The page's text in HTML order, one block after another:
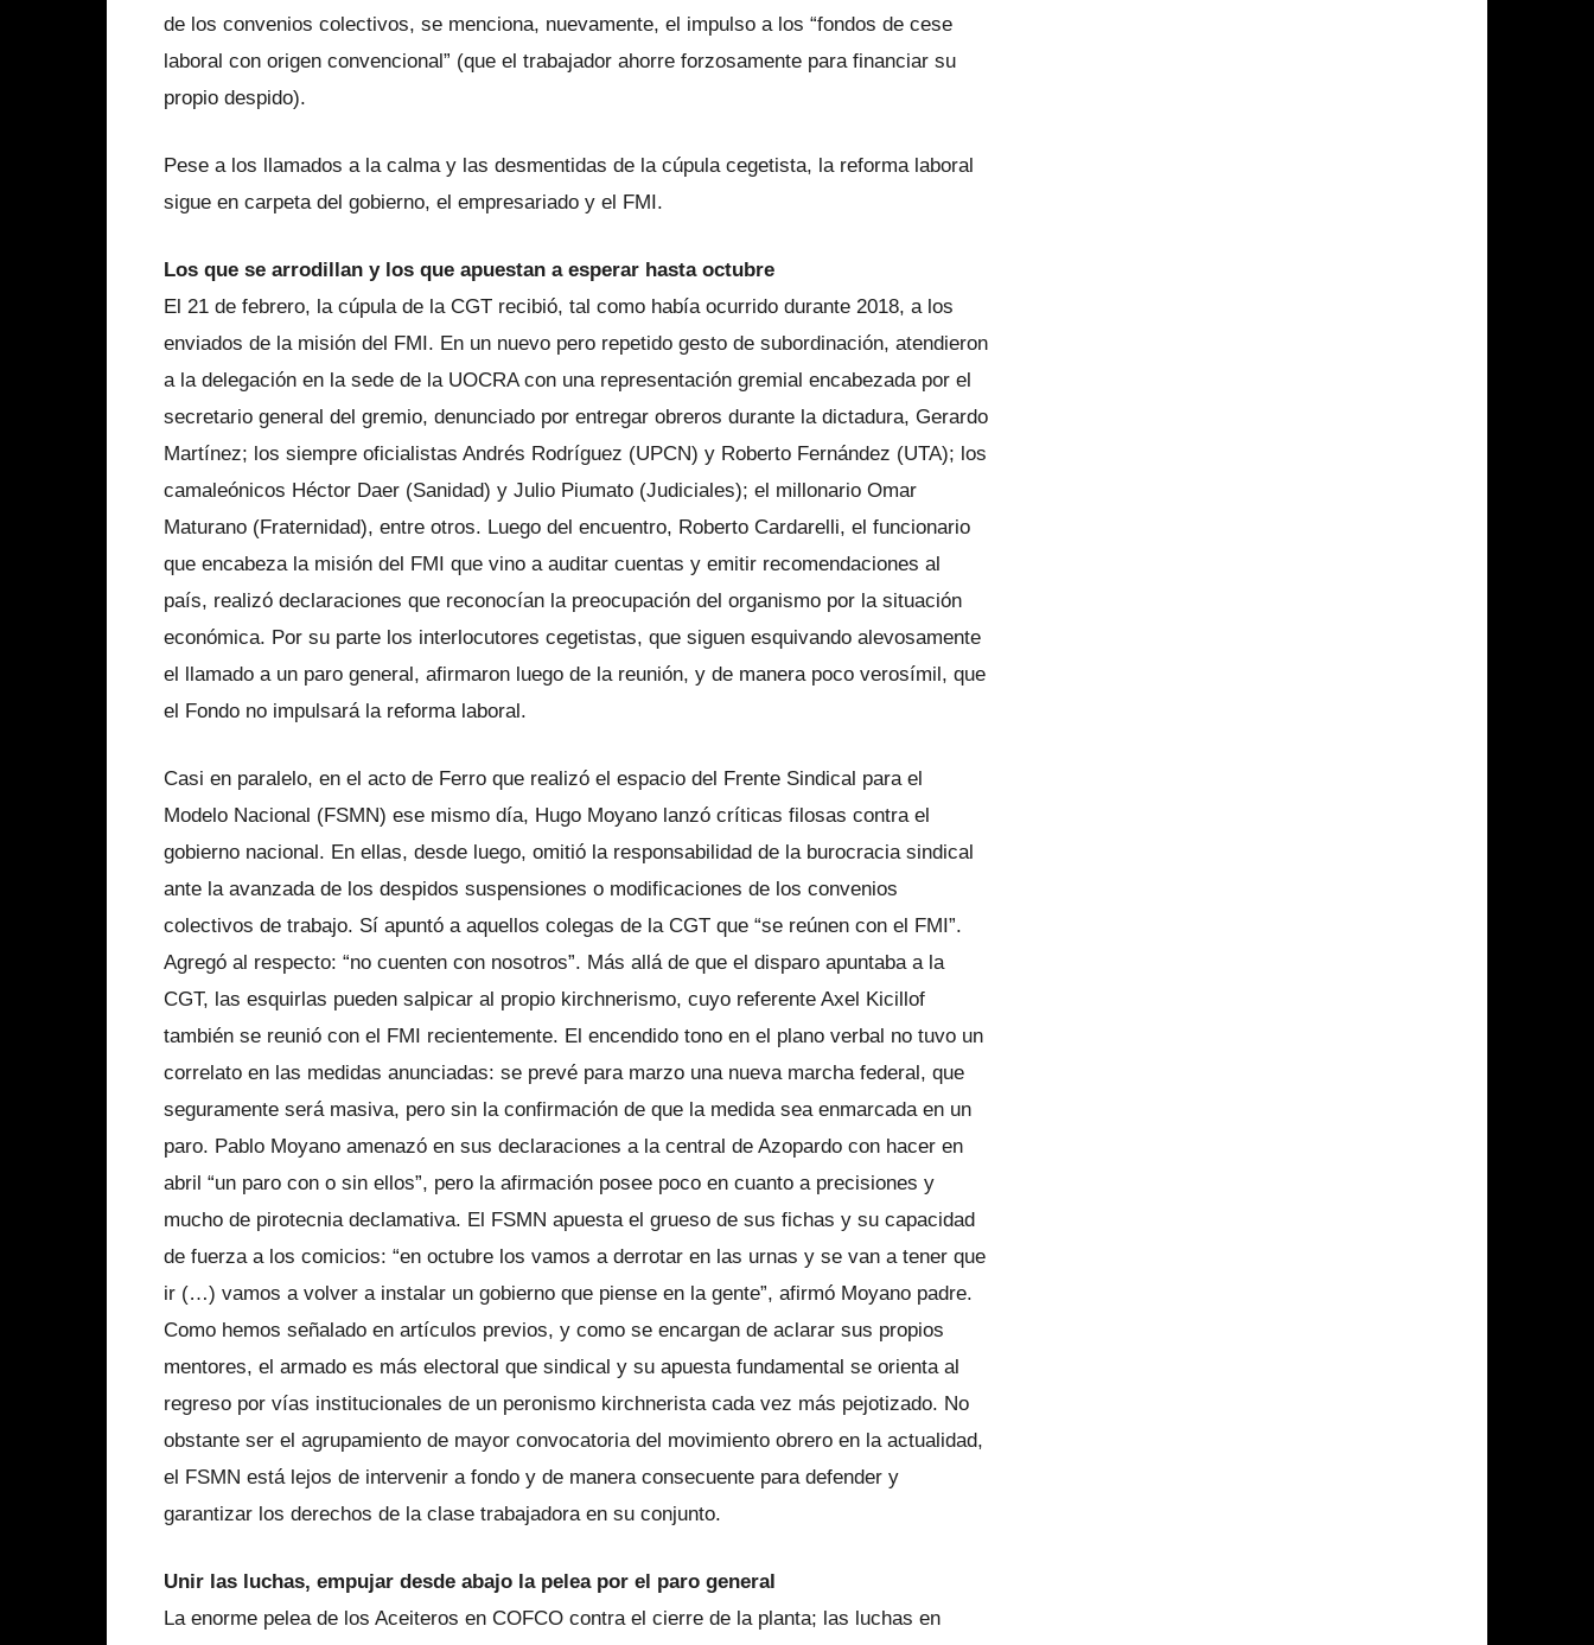
de los convenios colectivos, se menciona, nuevamente, el impulso a los “fondos de cese
laboral con origen convencional” (que el trabajador ahorre forzosamente para financiar su
propio despido).
Pese a los llamados a la calma y las desmentidas de la cúpula cegetista, la reforma laboral
sigue en carpeta del gobierno, el empresariado y el FMI.
Los que se arrodillan y los que apuestan a esperar hasta octubre
El 21 de febrero, la cúpula de la CGT recibió, tal como había ocurrido durante 2018, a los
enviados de la misión del FMI. En un nuevo pero repetido gesto de subordinación, atendieron
a la delegación en la sede de la UOCRA con una representación gremial encabezada por el
secretario general del gremio, denunciado por entregar obreros durante la dictadura, Gerardo
Martínez; los siempre oficialistas Andrés Rodríguez (UPCN) y Roberto Fernández (UTA); los
camaleónicos Héctor Daer (Sanidad) y Julio Piumato (Judiciales); el millonario Omar
Maturano (Fraternidad), entre otros. Luego del encuentro, Roberto Cardarelli, el funcionario
que encabeza la misión del FMI que vino a auditar cuentas y emitir recomendaciones al
país, realizó declaraciones que reconocían la preocupación del organismo por la situación
económica. Por su parte los interlocutores cegetistas, que siguen esquivando alevosamente
el llamado a un paro general, afirmaron luego de la reunión, y de manera poco verosímil, que
el Fondo no impulsará la reforma laboral.
Casi en paralelo, en el acto de Ferro que realizó el espacio del Frente Sindical para el
Modelo Nacional (FSMN) ese mismo día, Hugo Moyano lanzó críticas filosas contra el
gobierno nacional. En ellas, desde luego, omitió la responsabilidad de la burocracia sindical
ante la avanzada de los despidos suspensiones o modificaciones de los convenios
colectivos de trabajo. Sí apuntó a aquellos colegas de la CGT que “se reúnen con el FMI”.
Agregó al respecto: “no cuenten con nosotros”. Más allá de que el disparo apuntaba a la
CGT, las esquirlas pueden salpicar al propio kirchnerismo, cuyo referente Axel Kicillof
también se reunió con el FMI recientemente. El encendido tono en el plano verbal no tuvo un
correlato en las medidas anunciadas: se prevé para marzo una nueva marcha federal, que
seguramente será masiva, pero sin la confirmación de que la medida sea enmarcada en un
paro. Pablo Moyano amenazó en sus declaraciones a la central de Azopardo con hacer en
abril “un paro con o sin ellos”, pero la afirmación posee poco en cuanto a precisiones y
mucho de pirotecnia declamativa. El FSMN apuesta el grueso de sus fichas y su capacidad
de fuerza a los comicios: “en octubre los vamos a derrotar en las urnas y se van a tener que
ir (…) vamos a volver a instalar un gobierno que piense en la gente”, afirmó Moyano padre.
Como hemos señalado en artículos previos, y como se encargan de aclarar sus propios
mentores, el armado es más electoral que sindical y su apuesta fundamental se orienta al
regreso por vías institucionales de un peronismo kirchnerista cada vez más pejotizado. No
obstante ser el agrupamiento de mayor convocatoria del movimiento obrero en la actualidad,
el FSMN está lejos de intervenir a fondo y de manera consecuente para defender y
garantizar los derechos de la clase trabajadora en su conjunto.
Unir las luchas, empujar desde abajo la pelea por el paro general
La enorme pelea de los Aceiteros en COFCO contra el cierre de la planta; las luchas en